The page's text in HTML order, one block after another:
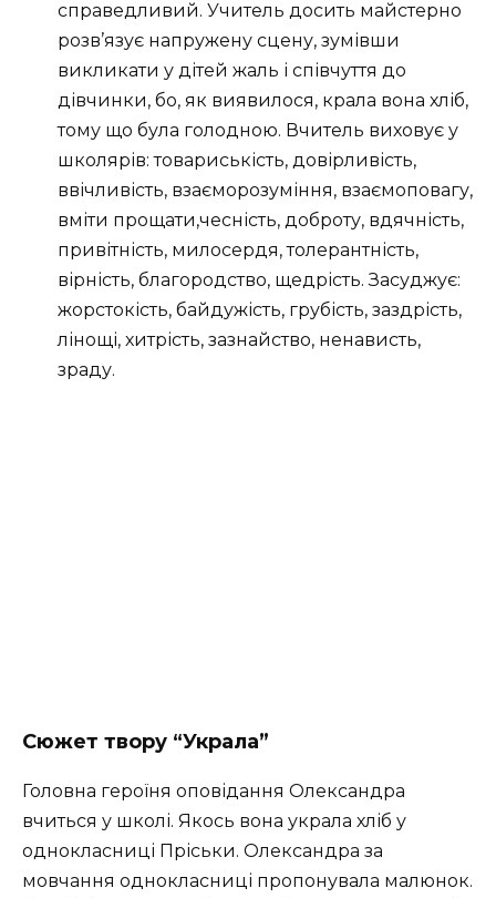
справедливий. Учитель досить майстерно
розв’язує напружену сцену, зумівши
викликати у дітей жаль і співчуття до
дівчинки, бо, як виявилося, крала вона хліб,
тому що була голодною. Вчитель виховує у
школярів: товариськість, довірливість,
ввічливість, взаєморозуміння, взаємоповагу,
вміти прощати,чесність, доброту, вдячність,
привітність, милосердя, толерантність,
вірність, благородство, щедрість. Засуджує:
жорстокість, байдужість, грубість, заздрість,
лінощі, хитрість, зазнайство, ненависть,
зраду.
Сюжет твору “Украла”
Головна героїня оповідання Олександра
вчиться у школі. Якось вона украла хліб у
однокласниці Пріськи. Олександра за
мовчання однокласниці пропонувала малюнок.